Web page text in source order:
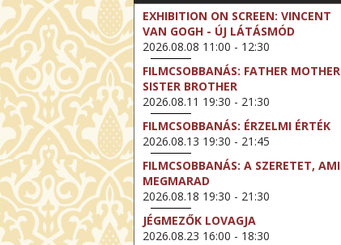
EXHIBITION ON SCREEN: VINCENT
VAN GOGH - ÚJ LÁTÁSMÓD
2026.08.08 11:00 - 12:30
FILMCSOBBANÁS: FATHER MOTHER
SISTER BROTHER
2026.08.11 19:30 - 21:30
FILMCSOBBANÁS: ÉRZELMI ÉRTÉK
2026.08.13 19:30 - 21:45
FILMCSOBBANÁS: A SZERETET, AMI
MEGMARAD
2026.08.18 19:30 - 21:30
JÉGMEZŐK LOVAGJA
2026.08.23 16:00 - 18:30